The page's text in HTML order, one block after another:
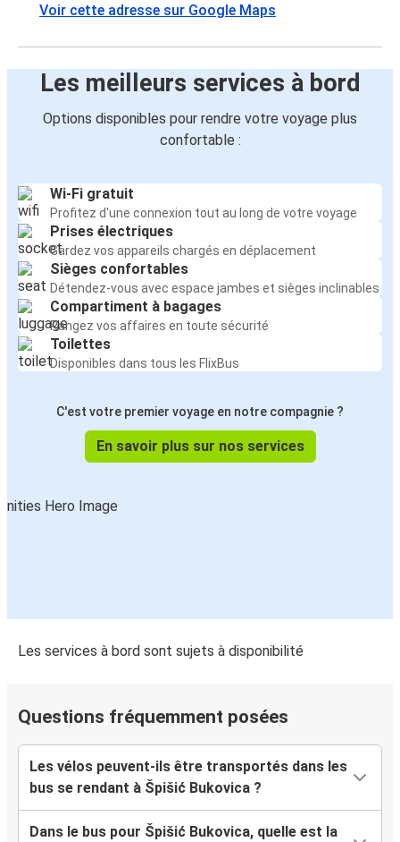
Voir cette adresse sur Google Maps
Les meilleurs services à bord
Options disponibles pour rendre votre voyage plus
confortable :
Wi-Fi gratuit
Profitez d'une connexion tout au long de votre voyage
Prises électriques
Gardez vos appareils chargés en déplacement
Sièges confortables
Détendez-vous avec espace jambes et sièges inclinables
Compartiment à bagages
Rangez vos affaires en toute sécurité
Toilettes
Disponibles dans tous les FlixBus
C'est votre premier voyage en notre compagnie ?
En savoir plus sur nos services
Les services à bord sont sujets à disponibilité
Questions fréquemment posées
Les vélos peuvent-ils être transportés dans les
bus se rendant à Špišić Bukovica ?
Dans le bus pour Špišić Bukovica, quelle est la